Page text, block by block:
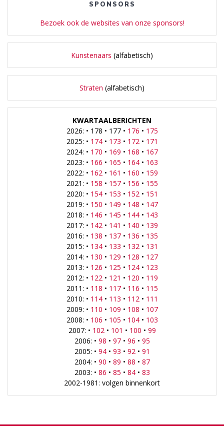
SPONSORS
Bezoek ook de websites van onze sponsors!
Kunstenaars (alfabetisch)
Straten (alfabetisch)
KWARTAALBERICHTEN
2026: • 178 • 177 • 176 • 175
2025: • 174• 173 • 172• 171
2024: • 170 • 169 • 168 • 167
2023: • 166 • 165 • 164• 163
2022: • 162• 161 • 160 • 159
2021: • 158 • 157• 156 • 155
2020: • 154• 153 • 152• 151
2019: • 150 • 149 • 148 • 147
2018: • 146 • 145 • 144• 143
2017: • 142• 141 • 140 • 139
2016: • 138 • 137• 136 • 135
2015: • 134• 133 • 132• 131
2014: • 130 • 129 • 128 • 127
2013: • 126 • 125 • 124• 123
2012: • 122• 121 • 120 • 119
2011: • 118 • 117• 116 • 115
2010: • 114• 113 • 112• 111
2009: • 110 • 109 • 108 • 107
2008: • 106 • 105 • 104• 103
2007: • 102• 101 • 100 • 99
2006: • 98 • 97• 96 • 95
2005: • 94• 93 • 92• 91
2004: • 90 • 89 • 88 • 87
2003: • 86 • 85 • 84• 83
2002-1981: volgen binnenkort